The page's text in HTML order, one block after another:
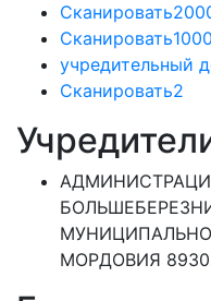
учредительный
Сканировать2
МОРДОВИЯ